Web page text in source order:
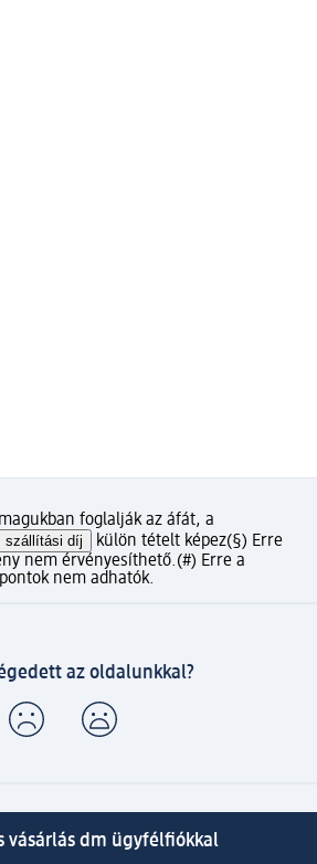
foglalják az áfát, a
szállítási díj külön tételt képez(§) Erre
nem érvényesíthető.(#) Erre a
nem adhatók.
az oldalunkkal?
vásárlás dm ügyfélfiókkal